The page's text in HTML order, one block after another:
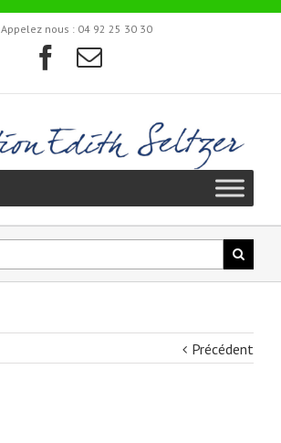
Appelez nous : 04 92 25 30 30
Précédent